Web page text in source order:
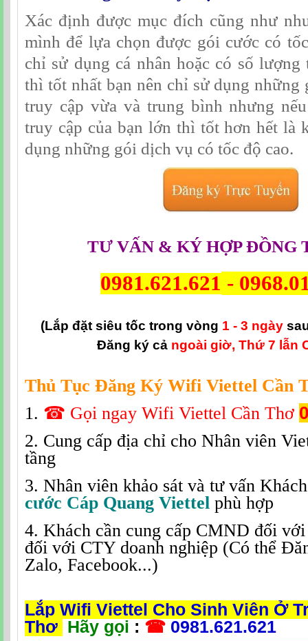
Xác định được mục đích cũng như
mình để lựa chọn được gói cước có
chỉ sử dụng cá nhân hoặc có số
thì tốt nhất bạn nên chỉ sử dụng những
truy cập vừa và trung bình nhưng
truy cập của bạn lớn thì tốt hơn hết là
dụng những gói dịch vụ có tốc độ cao.
TƯ VẤN & KÝ HỢP ĐỒNG
0981.621.621 -
(Lắp đặt siêu tốc trong vòng 1 - 3 ngày
Đăng ký cả ngoài giờ, Thứ 7 lẫn
Thủ Tục Đăng Ký Wifi Viettel Cần
1. ☎ Gọi ngay Wifi Viettel Cần Thơ
2. Cung cấp địa chỉ cho Nhân viên
tầng
3. Nhân viên khảo sát và tư vấn
cước Cáp Quang Viettel phù hợp
4. Khách cần cung cấp CMND đối
đối với CTY doanh nghiệp (Có thể
Zalo, Facebook...)
Lắp Wifi Viettel Cho Sinh Viên Ở
Thơ Hãy gọi : ☎ 0981.621.621